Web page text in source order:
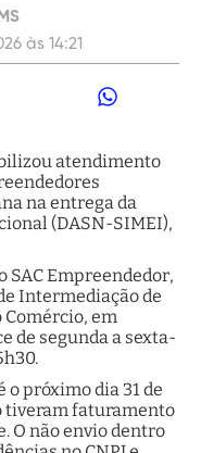
às 14:21
atendimento
na entrega da
(DASN-SIMEI),
SAC Empreendedor,
Intermediação de
Comércio, em
de segunda a sexta-
o próximo dia 31 de
tiveram faturamento
O não envio dentro